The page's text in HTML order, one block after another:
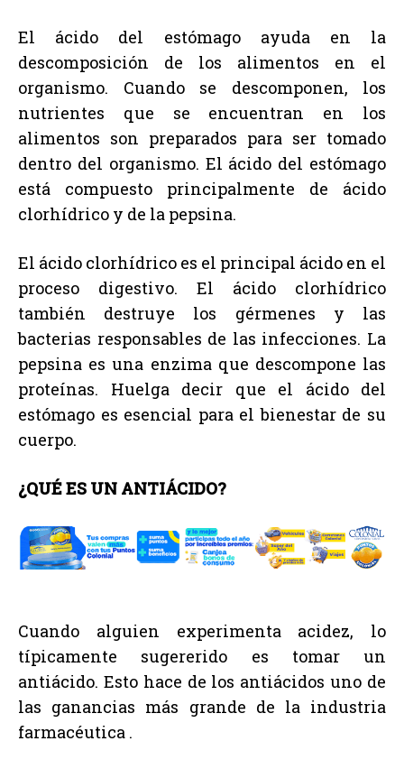
El ácido del estómago ayuda en la
descomposición de los alimentos en el
organismo. Cuando se descomponen, los
nutrientes que se encuentran en los
alimentos son preparados para ser tomado
dentro del organismo. El ácido del estómago
está compuesto principalmente de ácido
clorhídrico y de la pepsina.
El ácido clorhídrico es el principal ácido en el
proceso digestivo. El ácido clorhídrico
también destruye los gérmenes y las
bacterias responsables de las infecciones. La
pepsina es una enzima que descompone las
proteínas. Huelga decir que el ácido del
estómago es esencial para el bienestar de su
cuerpo.
¿QUÉ ES UN ANTIÁCIDO?
Cuando alguien experimenta acidez, lo
típicamente sugererido es tomar un
antiácido. Esto hace de los antiácidos uno de
las ganancias más grande de la industria
farmacéutica .